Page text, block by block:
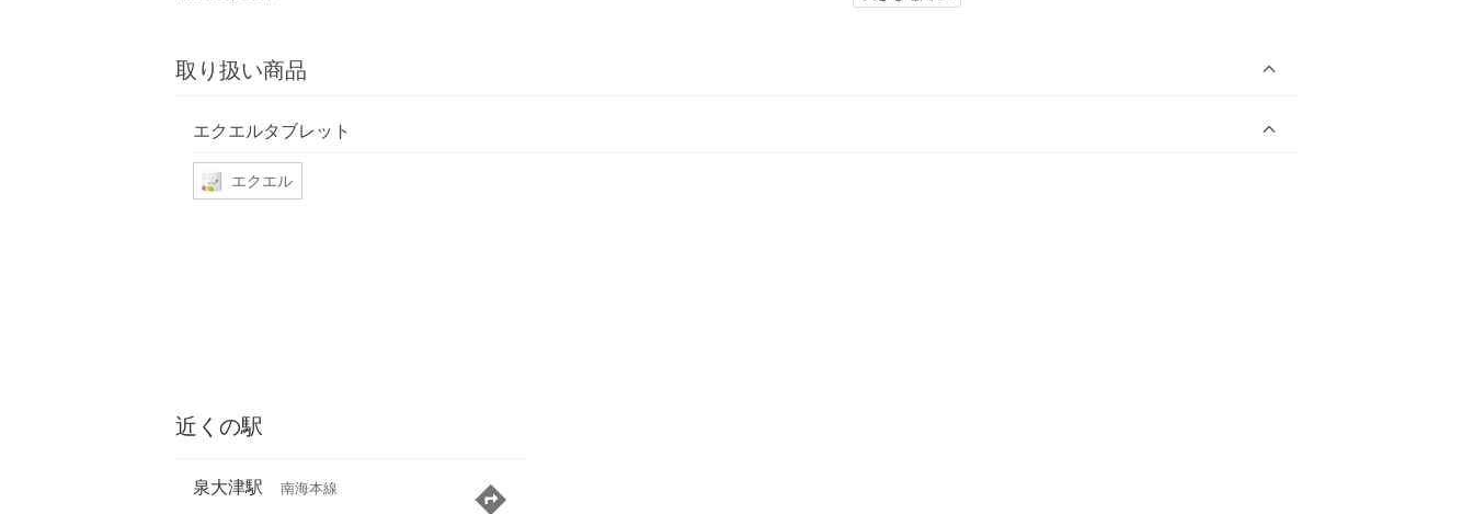
取り扱い商品
エクエルタブレット
エクエル
近くの駅
泉大津駅 南海本線